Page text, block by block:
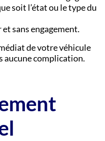
soit l’état ou le type du
sans engagement.
de votre véhicule
aucune complication.